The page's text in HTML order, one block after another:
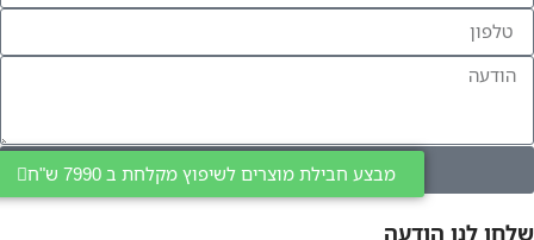
מבצע חבילת מוצרים לשיפוץ מקלחת ב 7990 ש"ח
שליחה
שלחו לנו הודעה